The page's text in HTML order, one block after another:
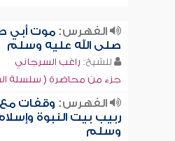
الفهرس:موت أبي
صلى الله عليه وسلم
للشيخ: راغب السرجاني
جزء من محاضرة ( سلسلة
الفهرس: وقفات
ربيب بيت النبوة
وسلم